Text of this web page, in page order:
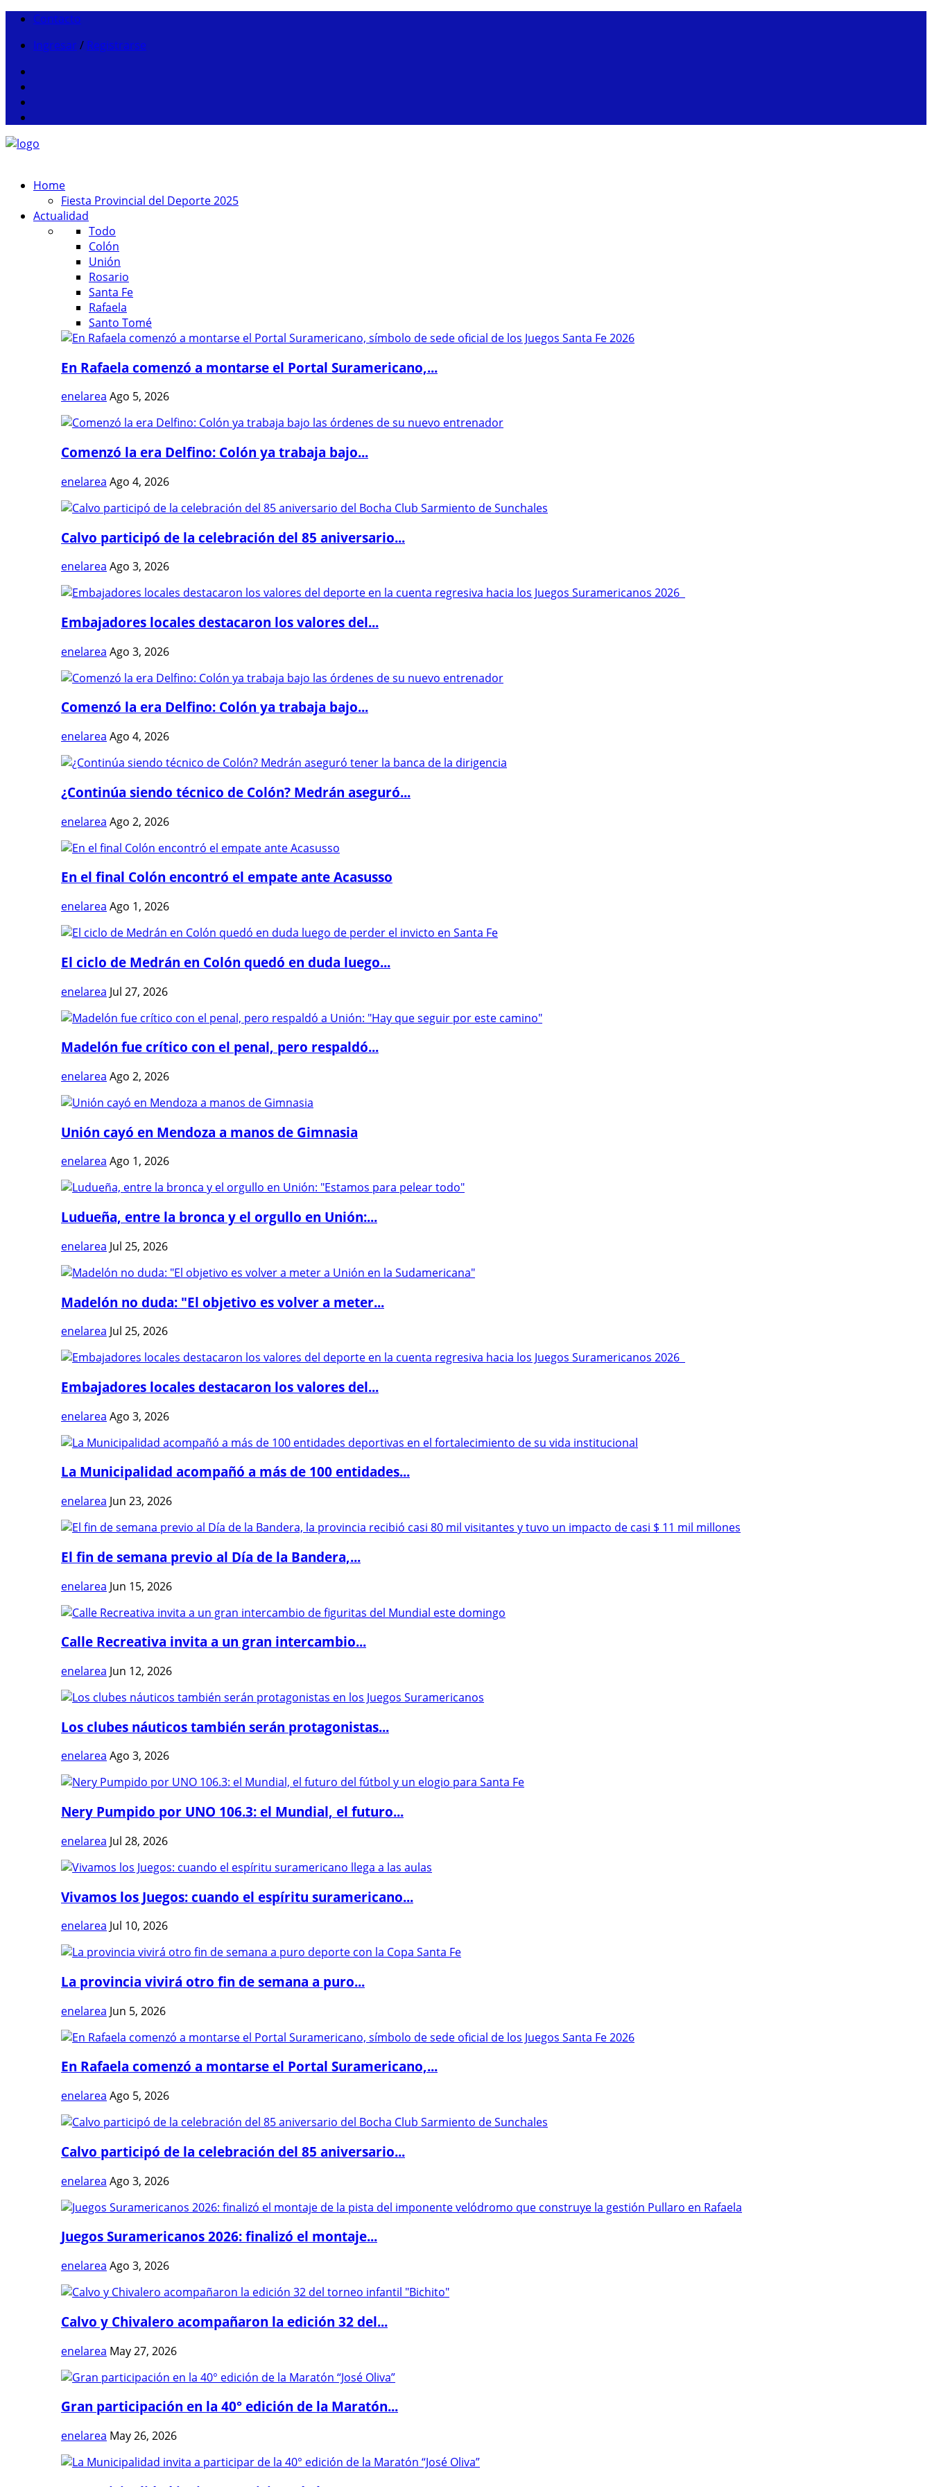
Contacto
Ingresar / Registrarse
Home
Fiesta Provincial del Deporte 2025
Actualidad
Todo
Colón
Unión
Rosario
Santa Fe
Rafaela
Santo Tomé
En Rafaela comenzó a montarse el Portal Suramericano,...
enelarea Ago 5, 2026
Comenzó la era Delfino: Colón ya trabaja bajo...
enelarea Ago 4, 2026
Calvo participó de la celebración del 85 aniversario...
enelarea Ago 3, 2026
Embajadores locales destacaron los valores del...
enelarea Ago 3, 2026
Comenzó la era Delfino: Colón ya trabaja bajo...
enelarea Ago 4, 2026
¿Continúa siendo técnico de Colón? Medrán aseguró...
enelarea Ago 2, 2026
En el final Colón encontró el empate ante Acasusso
enelarea Ago 1, 2026
El ciclo de Medrán en Colón quedó en duda luego...
enelarea Jul 27, 2026
Madelón fue crítico con el penal, pero respaldó...
enelarea Ago 2, 2026
Unión cayó en Mendoza a manos de Gimnasia
enelarea Ago 1, 2026
Ludueña, entre la bronca y el orgullo en Unión:...
enelarea Jul 25, 2026
Madelón no duda: "El objetivo es volver a meter...
enelarea Jul 25, 2026
Embajadores locales destacaron los valores del...
enelarea Ago 3, 2026
La Municipalidad acompañó a más de 100 entidades...
enelarea Jun 23, 2026
El fin de semana previo al Día de la Bandera,...
enelarea Jun 15, 2026
Calle Recreativa invita a un gran intercambio...
enelarea Jun 12, 2026
Los clubes náuticos también serán protagonistas...
enelarea Ago 3, 2026
Nery Pumpido por UNO 106.3: el Mundial, el futuro...
enelarea Jul 28, 2026
Vivamos los Juegos: cuando el espíritu suramericano...
enelarea Jul 10, 2026
La provincia vivirá otro fin de semana a puro...
enelarea Jun 5, 2026
En Rafaela comenzó a montarse el Portal Suramericano,...
enelarea Ago 5, 2026
Calvo participó de la celebración del 85 aniversario...
enelarea Ago 3, 2026
Juegos Suramericanos 2026: finalizó el montaje...
enelarea Ago 3, 2026
Calvo y Chivalero acompañaron la edición 32 del...
enelarea May 27, 2026
Gran participación en la 40° edición de la Maratón...
enelarea May 26, 2026